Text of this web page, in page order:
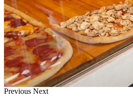
Previous Next